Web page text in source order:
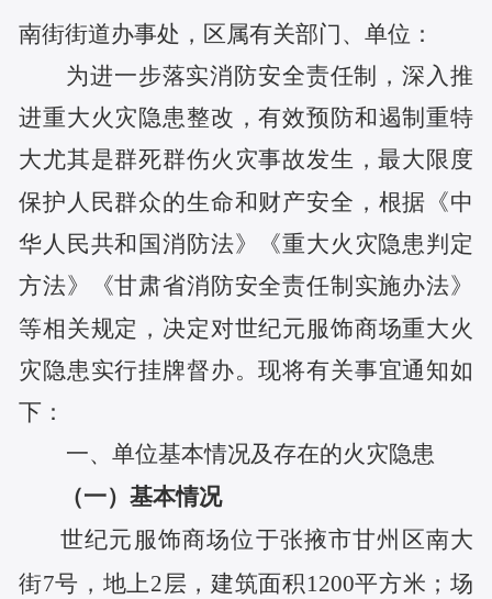
南街街道办事处，区属有关部门、单位 ：
为进一步落实消防安全责任制，深入推
进重大火灾隐患整改 ，有效预防和遏制重特
大尤其是群死群伤火灾事故发生，最大限度
保护人民群众的生命和财产安全， 根据《中
华人民共和国消防法》《重大火灾隐患判定
方法》《甘肃省消防安全责任制实施办法》
等相关规定， 决定对世纪元服饰商场重大火
灾隐患实行挂牌督办。现将有关事宜通知如
下：
一、单位基本情况及存在的火灾隐患
（一）基本情况
世纪元服饰商场位于张掖市甘州区南大
街7号，地上2层，建筑面积1200平方米；场